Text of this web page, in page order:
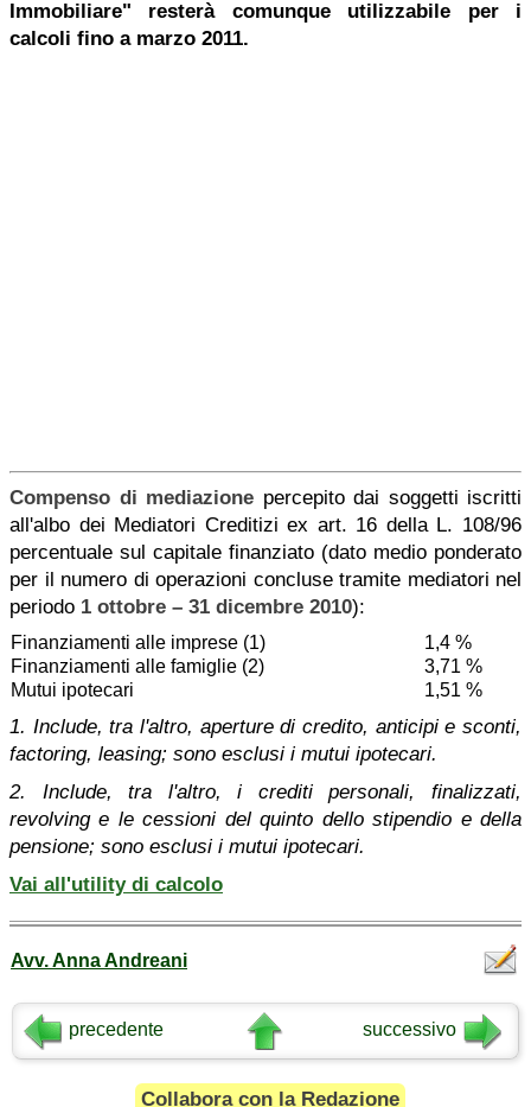
Immobiliare" resterà comunque utilizzabile per i
calcoli fino a marzo 2011.
Compenso di mediazione percepito dai soggetti iscritti
all'albo dei Mediatori Creditizi ex art. 16 della L. 108/96
percentuale sul capitale finanziato (dato medio ponderato
per il numero di operazioni concluse tramite mediatori nel
periodo 1 ottobre – 31 dicembre 2010):
Finanziamenti alle imprese (1)
1,4 %
Finanziamenti alle famiglie (2)
3,71 %
Mutui ipotecari
1,51 %
1. Include, tra l'altro, aperture di credito, anticipi e sconti,
factoring, leasing; sono esclusi i mutui ipotecari.
2. Include, tra l'altro, i crediti personali, finalizzati,
revolving e le cessioni del quinto dello stipendio e della
pensione; sono esclusi i mutui ipotecari.
Vai all'utility di calcolo
Avv. Anna Andreani
precedente successivo
Collabora con la Redazione